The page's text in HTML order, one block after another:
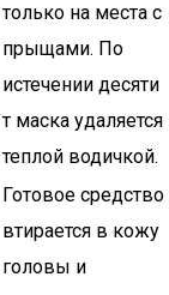
только на места с
прыщами. По
истечении десяти
т маска удаляется
теплой водичкой.
Готовое средство
втирается в кожу
головы и